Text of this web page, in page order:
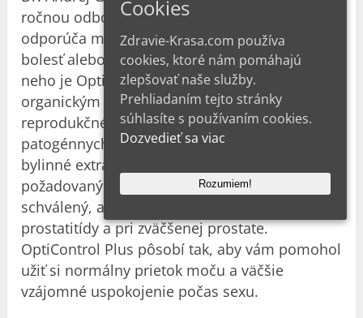
ročnou odbornou praxou. Tento produkt
odporúča mužom v zrelom veku, ktorí pociťujú
bolesť alebo podráždenie pri močení. Podľa
neho je OptiControl Plus veľmi dobrým
organickým riešením na úplnú detoxikáciu
reprodukčného systému a odstránenie
patogénnych procesov. Zloženie obsahuje
bylinné extrakty a vitamíny C, D5 a K2. Prešiel
požadovaným klinickým testovaním a je
schválený, ako 95 % účinný na liečbu
prostatitídy a pri zväčšenej prostate.
OptiControl Plus pôsobí tak, aby vám pomohol
užiť si normálny prietok moču a väčšie
vzájomné uspokojenie počas sexu.
Cookies
Zdravie-Krasa.com používa
cookies, ktoré nám pomáhajú
zlepšovať naše služby.
Prehliadaním tejto stránky
súhlasíte s používaním cookies.
Dozvedieť sa viac
Rozumiem!